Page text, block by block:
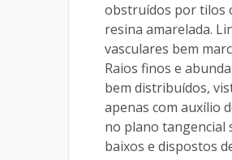
obstruídos por tilos
resina amarelada.
vasculares bem
Raios finos e
bem distribuídos,
apenas com auxílio
no plano tangencial
baixos e dispostos